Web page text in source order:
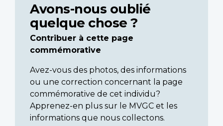
Avons-nous oublié
quelque chose ?
Contribuer à cette page
commémorative
Avez-vous des photos, des informations
ou une correction concernant la page
commémorative de cet individu?
Apprenez-en plus sur le MVGC et les
informations que nous collectons.